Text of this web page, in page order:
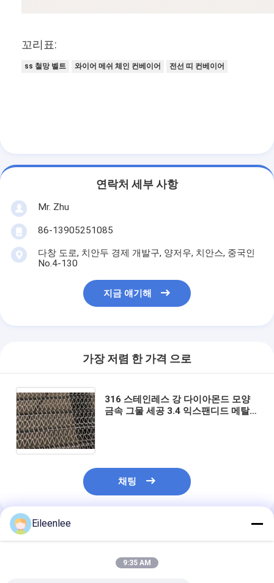
꼬리표:
ss 철망 벨트 와이어 메쉬 체인 컨베이어 전선 띠 컨베이어
연락처 세부 사항
Mr. Zhu
86-13905251085
다창 도로, 치안두 경제 개발구, 양저우, 치안스, 중국인
No.4-130
지금 얘기해
가장 저렴 한 가격 으로
316 스테인레스 강 다이아몬드 모양
금속 그물 세공 3.4 익스팬디드 메탈
채팅
추천된 제품
Eileenlee
9:35 AM